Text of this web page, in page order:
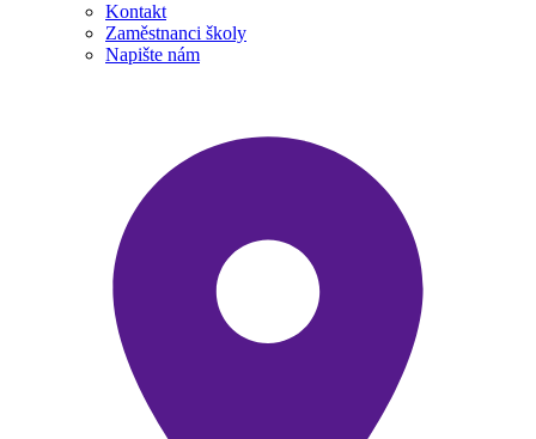
Kontakt
Zaměstnanci školy
Napište nám